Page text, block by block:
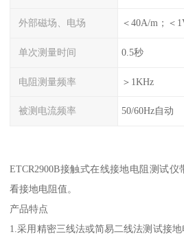
外部磁场、电场 ＜40A/m；＜
单次测量时间 0.5秒
电阻测量频率 ＞1KHz
被测电流频率 50/60Hz自动
ETCR2900B接触式在线接地电阻测试
看接地电阻值。
产品特点
1.采用精密三线法或简易二线法测试接